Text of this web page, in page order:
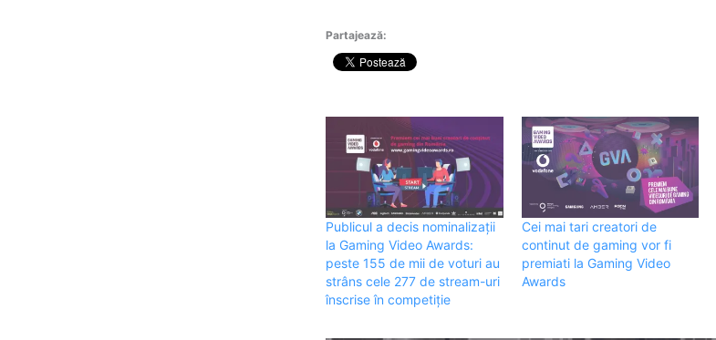
Partajează:
Publicul a decis nominalizații
la Gaming Video Awards:
peste 155 de mii de voturi au
strâns cele 277 de stream-uri
înscrise în competiție
Cei mai tari creatori de
continut de gaming vor fi
premiati la Gaming Video
Awards